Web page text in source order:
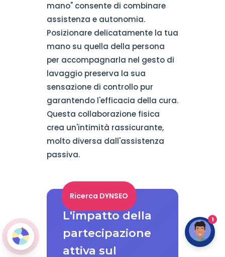
mano" consente di combinare
assistenza e autonomia.
Posizionare delicatamente la tua
mano su quella della persona
per accompagnarla nel gesto di
lavaggio preserva la sua
sensazione di controllo pur
garantendo l'efficacia della cura.
Questa collaborazione fisica
crea un'intimità rassicurante,
molto diversa dall'assistenza
passiva.
Ricerca DYNSEO
L'impatto della
partecipazione
attiva sul
1